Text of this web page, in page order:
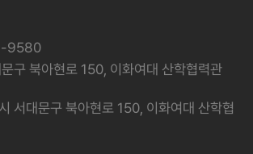
9580
구 북아현로 150, 이화여대 산학협력관
서대문구 북아현로 150, 이화여대 산학협